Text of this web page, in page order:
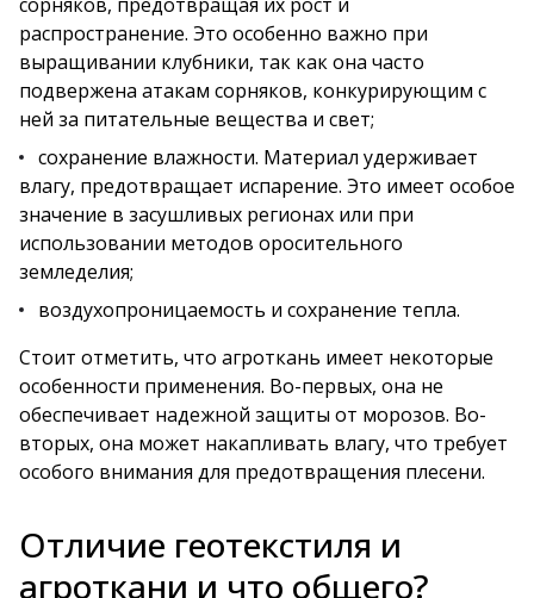
распространение. Это особенно важно при
выращивании клубники, так как она часто
подвержена атакам сорняков, конкурирующим с
ней за питательные вещества и свет;
сохранение влажности. Материал удерживает
влагу, предотвращает испарение. Это имеет особое
значение в засушливых регионах или при
использовании методов оросительного
земледелия;
воздухопроницаемость и сохранение тепла.
Стоит отметить, что агроткань имеет некоторые
особенности применения. Во-первых, она не
обеспечивает надежной защиты от морозов. Во-
вторых, она может накапливать влагу, что требует
особого внимания для предотвращения плесени.
Отличие геотекстиля и
агроткани и что общего?